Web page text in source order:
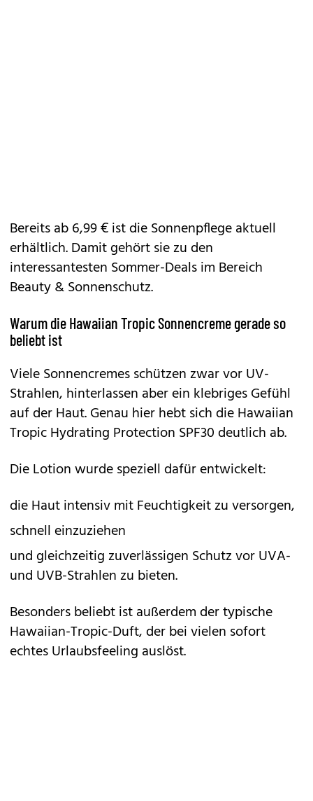
Bereits ab 6,99 € ist die Sonnenpflege aktuell
erhältlich. Damit gehört sie zu den
interessantesten Sommer-Deals im Bereich
Beauty & Sonnenschutz.
Warum die Hawaiian Tropic Sonnencreme gerade so
beliebt ist
Viele Sonnencremes schützen zwar vor UV-
Strahlen, hinterlassen aber ein klebriges Gefühl
auf der Haut. Genau hier hebt sich die Hawaiian
Tropic Hydrating Protection SPF30 deutlich ab.
Die Lotion wurde speziell dafür entwickelt:
die Haut intensiv mit Feuchtigkeit zu versorgen,
schnell einzuziehen
und gleichzeitig zuverlässigen Schutz vor UVA-
und UVB-Strahlen zu bieten.
Besonders beliebt ist außerdem der typische
Hawaiian-Tropic-Duft, der bei vielen sofort
echtes Urlaubsfeeling auslöst.